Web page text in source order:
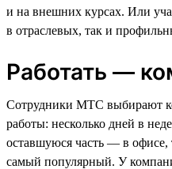
и на внешних курсах. Или
в отраслевых, так и
Работать —
Сотрудники МТС выбирают
работы: несколько дней в
оставшуюся часть — в
самый популярный. У